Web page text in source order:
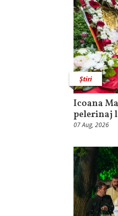
Știri
Icoana
pelerinaj
07 Aug, 2026